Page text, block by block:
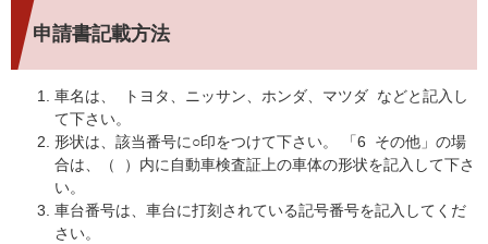
申請書記載方法
車名は、 トヨタ、ニッサン、ホンダ、マツダ などと記入し
て下さい。
形状は、該当番号に○印をつけて下さい。 「6 その他」の場
合は、（ ）内に自動車検査証上の車体の形状を記入して下さ
い。
車台番号は、車台に打刻されている記号番号を記入してくだ
さい。